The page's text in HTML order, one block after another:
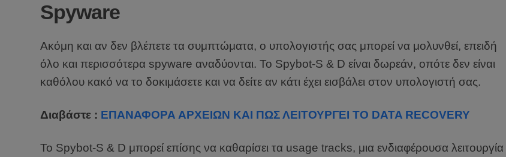
Spyware
Ακόμη και αν δεν βλέπετε τα συμπτώματα, ο υπολογιστής σας μπορεί να μολυνθεί, επειδή
όλο και περισσότερα spyware αναδύονται. Το Spybot-S & D είναι δωρεάν, οπότε δεν είναι
καθόλου κακό να το δοκιμάσετε και να δείτε αν κάτι έχει εισβάλει στον υπολογιστή σας.
Διαβάστε : ΕΠΑΝΑΦΟΡΑ ΑΡΧΕΙΩΝ ΚΑΙ ΠΩΣ ΛΕΙΤΟΥΡΓΕΙ ΤΟ DATA RECOVERY
Το Spybot-S & D μπορεί επίσης να καθαρίσει τα usage tracks, μια ενδιαφέρουσα λειτουργία